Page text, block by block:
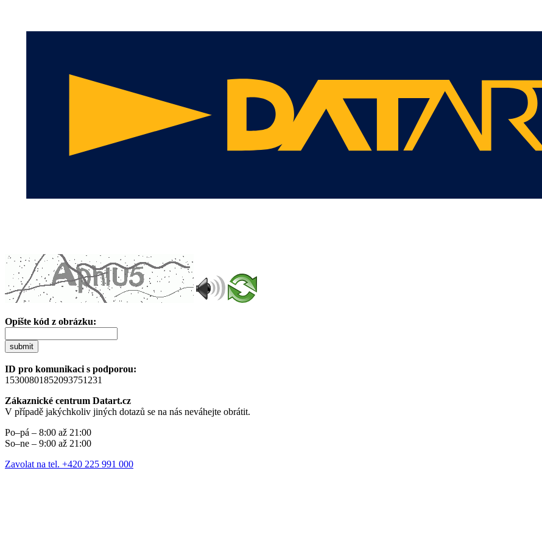
Opište kód z obrázku:
submit
ID pro komunikaci s podporou:
15300801852093751231
Zákaznické centrum Datart.cz
V případě jakýchkoliv jiných dotazů se na nás neváhejte obrátit.
Po–pá – 8:00 až 21:00
So–ne – 9:00 až 21:00
Zavolat na tel. +420 225 991 000